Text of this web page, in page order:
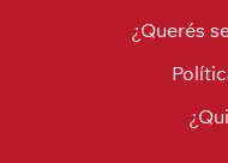
¿Querés